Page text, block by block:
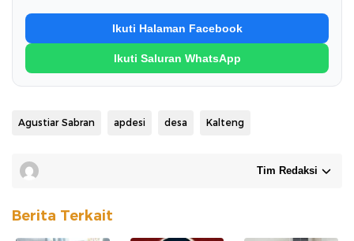
Ikuti Halaman Facebook
Ikuti Saluran WhatsApp
Agustiar Sabran apdesi desa Kalteng
Tim Redaksi
Berita Terkait